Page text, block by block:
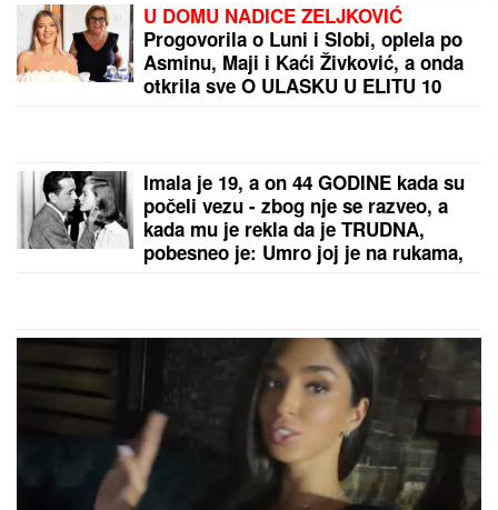
U DOMU NADICE ZELJKOVIĆ
Progovorila o Luni i Slobi, oplela po
Asminu, Maji i Kaći Živković, a onda
otkrila sve O ULASKU U ELITU 10
Imala je 19, a on 44 GODINE kada su
počeli vezu - zbog nje se razveo, a
kada mu je rekla da je TRUDNA,
pobesneo je: Umro joj je na rukama,